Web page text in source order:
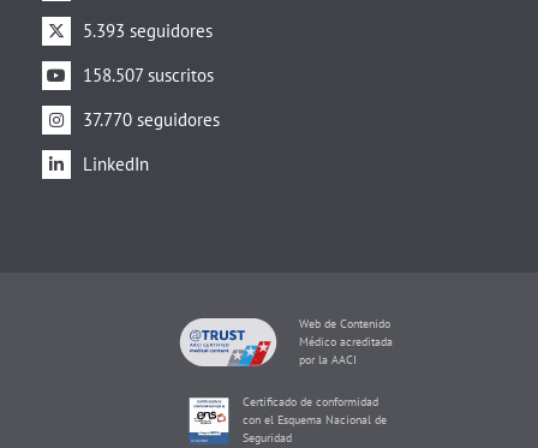
5.393 seguidores
158.507 suscritos
37.770 seguidores
LinkedIn
Web de Contenido
Médico acreditada
por la AACI
Certificado de conformidad
con el Esquema Nacional de
Seguridad